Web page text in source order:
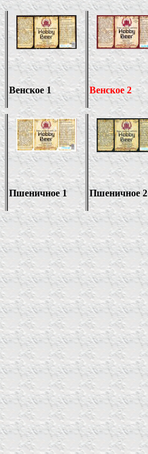
Венское 1 Венское 2
Пшеничное 1 Пшеничное 2